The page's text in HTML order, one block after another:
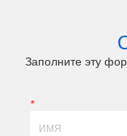
Заполните эту
*